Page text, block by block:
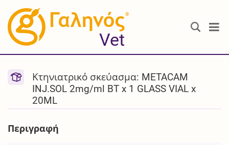
®
Vet
Κτηνιατρικό σκεύασμα: METACAM
INJ.SOL 2mg/ml BT x 1 GLASS VIAL x
20ML
Περιγραφή